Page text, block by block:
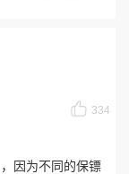
334
因为不同的保镖